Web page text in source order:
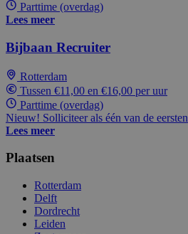
Parttime (overdag)
Lees meer
Bijbaan Recruiter
Rotterdam
Tussen €11,00 en €16,00 per uur
Parttime (overdag)
Nieuw! Solliciteer als één van de eersten
Lees meer
Plaatsen
Rotterdam
Delft
Dordrecht
Leiden